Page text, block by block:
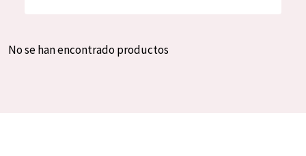
Spanish
No se han encontrado productos